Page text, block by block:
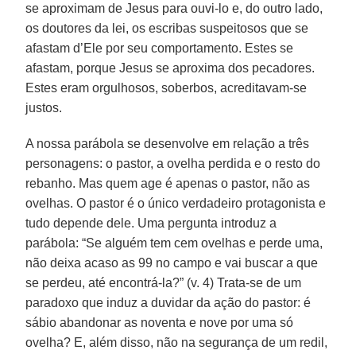
se aproximam de Jesus para ouvi-lo e, do outro lado,
os doutores da lei, os escribas suspeitosos que se
afastam d’Ele por seu comportamento. Estes se
afastam, porque Jesus se aproxima dos pecadores.
Estes eram orgulhosos, soberbos, acreditavam-se
justos.
A nossa parábola se desenvolve em relação a três
personagens: o pastor, a ovelha perdida e o resto do
rebanho. Mas quem age é apenas o pastor, não as
ovelhas. O pastor é o único verdadeiro protagonista e
tudo depende dele. Uma pergunta introduz a
parábola: “Se alguém tem cem ovelhas e perde uma,
não deixa acaso as 99 no campo e vai buscar a que
se perdeu, até encontrá-la?” (v. 4) Trata-se de um
paradoxo que induz a duvidar da ação do pastor: é
sábio abandonar as noventa e nove por uma só
ovelha? E, além disso, não na segurança de um redil,